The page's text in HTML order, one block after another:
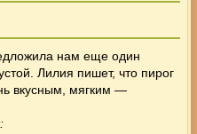
нам еще один
Лилия пишет, что пирог
вкусным, мягким —